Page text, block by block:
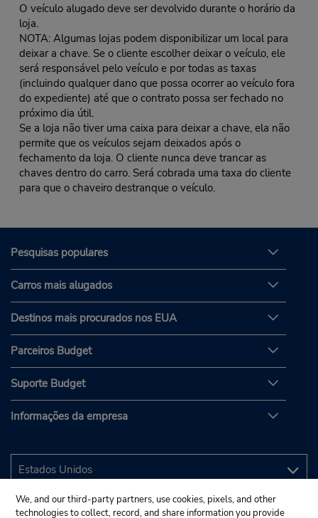
O veículo alugado deve ser devolvido durante o horário da
loja.
NOTA: Algumas lojas podem disponibilizar um local para
deixar a chave. Se o cliente escolher deixar o veículo, ele
será responsável pelo veículo e por todas as taxas
(incluindo qualquer dano que possa ocorrer ao veículo fora
do expediente) até que o contrato possa ser fechado no
próximo dia útil.
Se a loja não tiver uma caixa para deixar a chave, ela não
permite que os veículos sejam deixados após o
fechamento da loja. O cliente nunca deve trancar as
chaves dentro do carro. Será cobrada uma taxa do cliente
para que o chaveiro destranque o veículo.
Pesquisas populares
Carros mais alugados
Destinos mais procurados nos EUA
Parceiros Budget
Suporte Budget
Informações da empresa
We, and our third-party partners, use cookies, pixels, and other
technologies to collect, record, and share information you provide